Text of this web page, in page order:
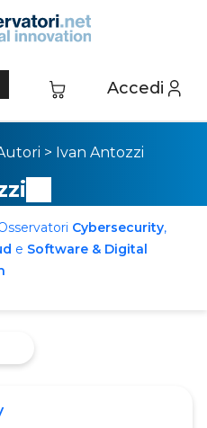
Accedi
> Ivan Antozzi
Cybersecurity,
e Software & Digital